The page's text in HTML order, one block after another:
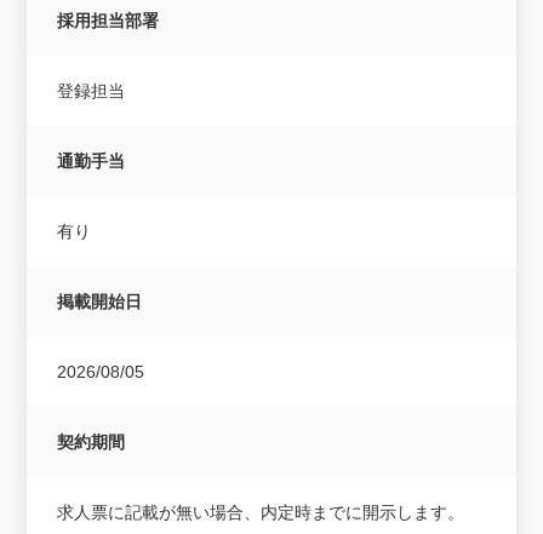
採用担当部署
登録担当
通勤手当
有り
掲載開始日
2026/08/05
契約期間
求人票に記載が無い場合、内定時までに開示します。